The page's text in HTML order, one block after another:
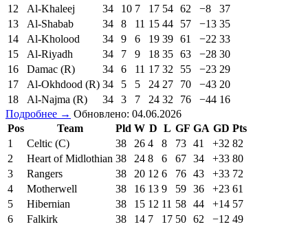
12
Al-Khaleej 34 10 7 17 54 62 −8
37
13
Al-Shabab 34 8 11 15 44 57 −13 35
14
Al-Kholood 34 9 6 19 39 61 −22 33
15
Al-Riyadh 34 7 9 18 35 63 −28 30
16
Damac (R) 34 6 11 17 32 55 −23 29
17
Al-Okhdood (R) 34 5 5 24 27 70 −43 20
18
Al-Najma (R) 34 3 7 24 32 76 −44 16
Подробнее → Обновлено: 04.06.2026
Pos
Team Pld W D L GF GA GD Pts
1
Celtic (C) 38 26 4 8 73 41 +32 82
2
Heart of Midlothian 38 24 8 6 67 34 +33 80
3
Rangers 38 20 12 6 76 43 +33 72
4
Motherwell 38 16 13 9 59 36 +23 61
5
Hibernian 38 15 12 11 58 44 +14 57
6
Falkirk 38 14 7 17 50 62 −12 49